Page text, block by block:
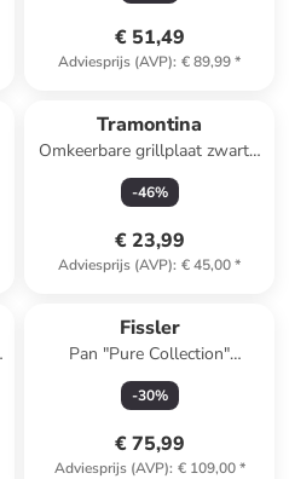
€ 51,49
Adviesprijs (AVP): € 89,99*
Tramontina
Omkeerbare grillplaat zwart -
Ø 30 cm
-46%
€ 23,99
Adviesprijs (AVP): € 45,00*
Fissler
Pan "Pure Collection"
zilverkleurig - Ø 24 cm
-30%
€ 75,99
Adviesprijs (AVP): € 109,00*